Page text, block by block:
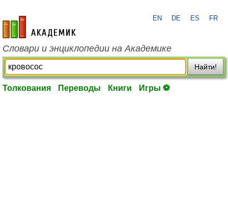
academic.ru
EN DE ES FR
Словари и энциклопедии на Академике
Найти!
Толкования Переводы Книги Игры ⚽